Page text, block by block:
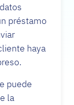
préstamo
haya
puede
la